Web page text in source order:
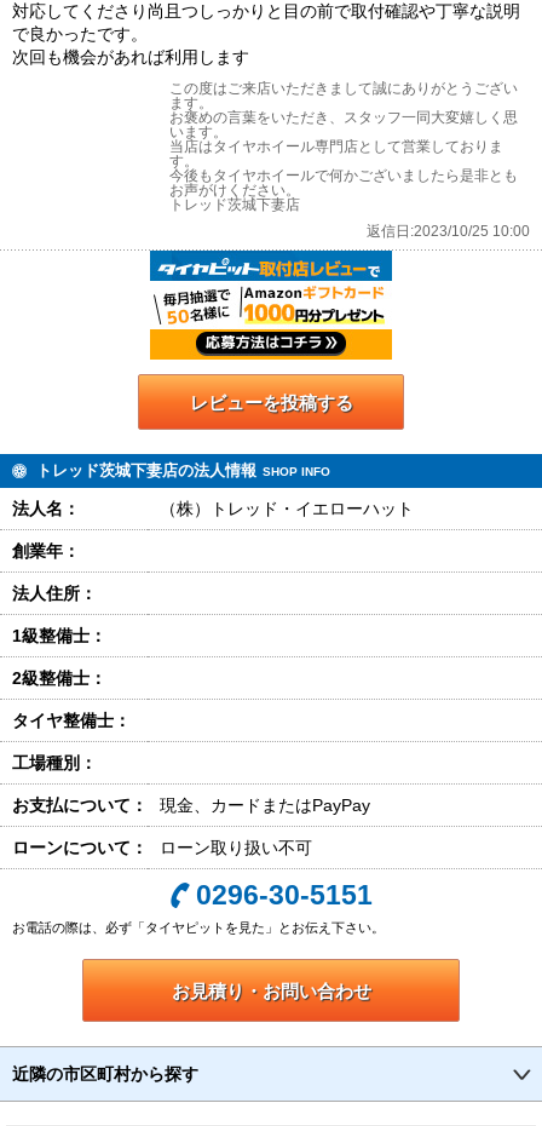
対応してくださり尚且つしっかりと目の前で取付確認や丁寧な説明
で良かったです。
次回も機会があれば利用します
この度はご来店いただきまして誠にありがとうござい
ます。
お褒めの言葉をいただき、スタッフ一同大変嬉しく思
います。
当店はタイヤホイール専門店として営業しておりま
す。
今後もタイヤホイールで何かございましたら是非とも
お声がけください。
トレッド茨城下妻店
返信日:2023/10/25 10:00
レビューを投稿する
トレッド茨城下妻店の法人情報 SHOP INFO
法人名： （株）トレッド・イエローハット
創業年：
法人住所：
1級整備士：
2級整備士：
タイヤ整備士：
工場種別：
お支払について： 現金、カードまたはPayPay
ローンについて： ローン取り扱い不可
0296-30-5151
お電話の際は、必ず「タイヤピットを見た」とお伝え下さい。
お見積り・お問い合わせ
近隣の市区町村から探す